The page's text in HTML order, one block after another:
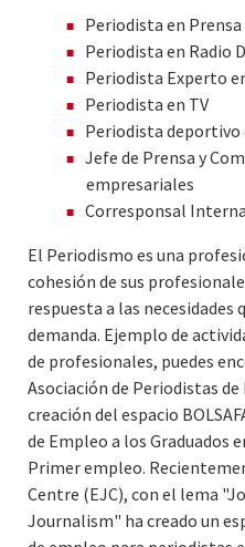
Periodista en
Periodista en Radio
Periodista Experto
Periodista en TV
Periodista deportivo
Jefe de Prensa y
empresariales
Corresponsal
El Periodismo es una
cohesión de sus
respuesta a las necesidades
demanda. Ejemplo de
de profesionales, puedes
Asociación de Periodistas de
creación del espacio
de Empleo a los Graduados
Primer empleo.
Centre (EJC), con el lema
Journalism" ha creado un